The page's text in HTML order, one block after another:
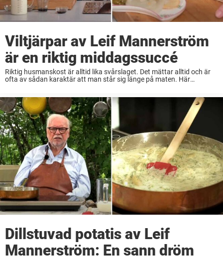
Viltjärpar av Leif Mannerström
är en riktig middagssuccé
Riktig husmanskost är alltid lika svårslaget. Det mättar alltid och är
ofta av sådan karaktär att man står sig länge på maten. Här
Dillstuvad potatis av Leif
Mannerström: En sann dröm